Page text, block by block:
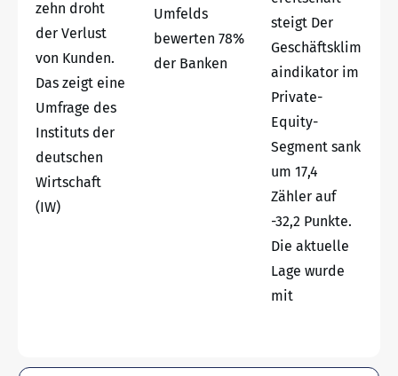
zehn droht
der Verlust
von Kunden.
Das zeigt eine
Umfrage des
Instituts der
deutschen
Wirtschaft
(IW)
Umfelds
bewerten 78%
der Banken
steigt Der
Geschäftsklim
aindikator im
Private-
Equity-
Segment sank
um 17,4
Zähler auf
-32,2 Punkte.
Die aktuelle
Lage wurde
mit